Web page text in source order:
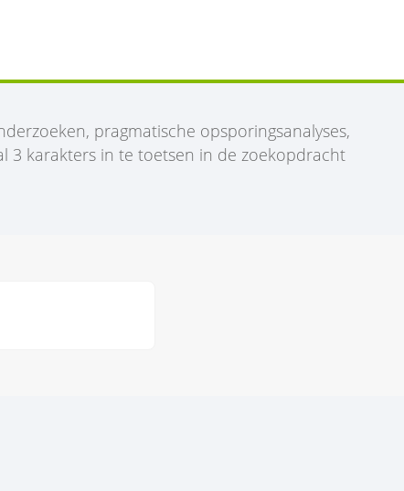
pragmatische opsporingsanalyses,
3 karakters in te toetsen in de zoekopdracht